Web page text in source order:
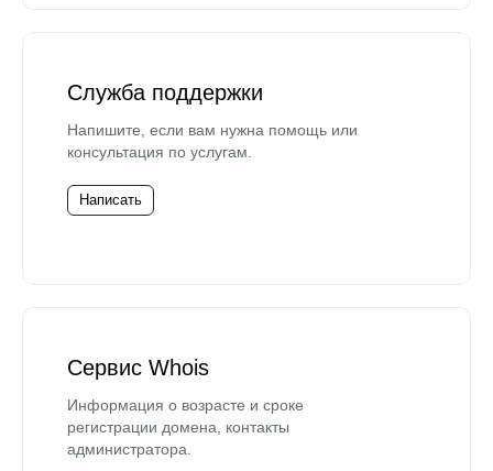
Служба поддержки
Напишите, если вам нужна помощь или
консультация по услугам.
Написать
Сервис Whois
Информация о возрасте и сроке
регистрации домена, контакты
администратора.